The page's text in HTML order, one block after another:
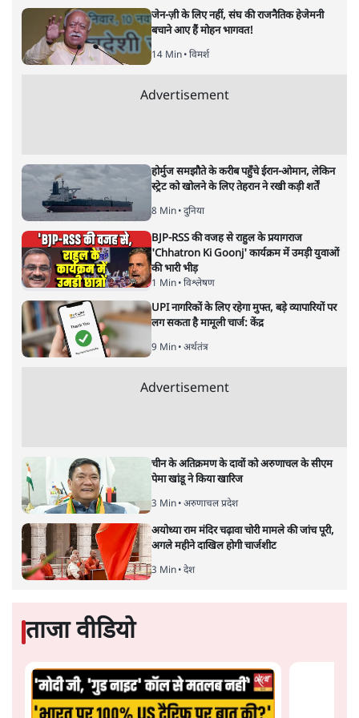
लेखक सत्यहिंदी के संपादक हैं।
मुकेश कुमारकी और स्टोरी पढ़ें
भारत–यूरोप संवाद: दूरदर्शी रणनीति या
हालात से उपजा मोड़?
विश्लेषण| सतीश झा| 29 JAN, 2026
भारत ईयू मुक्त व्यापार समझौताः ईयू अध्यक्ष उर्सुला वॉन डेर लेयेन और
पीएम मोदी
सतीश झा
भारत-यूरोपीय संघ मुक्त व्यापार समझौताः क्या यूरोप की ओर भारत
का झुकाव एक लंबा रणनीतिक नज़रिया है या वैश्विक दबावों और
अमेरिकी अनिश्चितता की वजह से उठाया गया एक कदम है? वरिष्ठ
पत्रकार सतीश झा का आकलनः
कूटनीति में समय ही सबसेबड़ा कारक होता है। भारत का यूरोप की
यूरोपीय संघ मुक्त व्यापार समझौते (एफ़टीए) में दिखाई देता है—
किसी दीर्घकालिक रणनीतिक दूरदृष्टि की पराकाष्ठा कम, और
परिस्थितियों के दबाव में लिया गया एक तेज़ निर्णय अधिक लगता
और पढ़ें